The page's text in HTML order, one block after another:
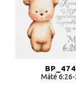
BP_474
Máté